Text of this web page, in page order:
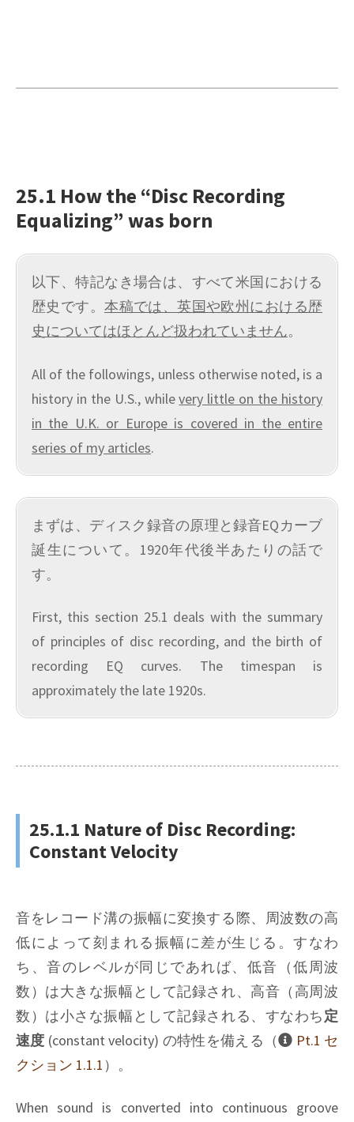
25.1 How the “Disc Recording
Equalizing” was born
以下、特記なき場合は、すべて米国における
歴史です。本稿では、英国や欧州における歴
史についてはほとんど扱われていません。
All of the followings, unless otherwise noted, is a
history in the U.S., whilevery little on the history
in the U.K. or Europe is covered in the entire
series of my articles.
まずは、ディスク録音の原理と録音EQカーブ
誕生について。1920年代後半あたりの話で
す。
First, this section 25.1 deals with the summary
of principles of disc recording, and the birth of
recording EQ curves. The timespan is
approximately the late 1920s.
25.1.1 Nature of Disc Recording:
Constant Velocity
音をレコード溝の振幅に変換する際、周波数の高
低によって刻まれる振幅に差が生じる。すなわ
ち、音のレベルが同じであれば、低音（低周波
数）は大きな振幅として記録され、高音（高周波
数）は小さな振幅として記録される、すなわち定
速度 (constant velocity) の特性を備える（
Pt.1 セ
クション 1.1.1 ）。
When sound is converted into continuous groove